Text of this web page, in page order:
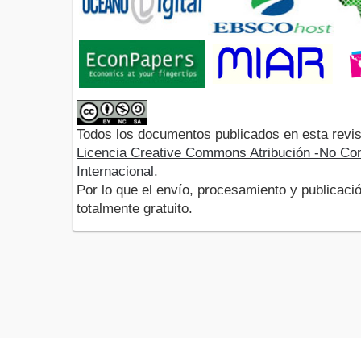
Todos los documentos publicados en esta
Licencia Creative Commons Atribución -No
Internacional.
Por lo que el envío, procesamiento y
totalmente gratuito.